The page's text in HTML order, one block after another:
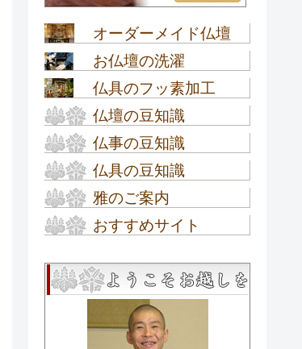
オーダーメイド仏壇
オーダーメイド仏壇
お仏壇の洗濯
お仏壇の洗濯
仏具のフッ素加工
仏具のフッ素加工
仏壇の豆知識
お仏壇の選び方
高田派仏壇
お仏壇の種類
金仏壇の種類
金仏壇が出来るまで
金仏壇の基礎知識
仏事の豆知識
お盆の豆知識
新盆・初盆の豆知識
四十九日・法事の豆知識
お葬儀の豆知識
仏具の豆知識
高田派の仏具
お数珠・念珠の選び方
お盆提灯の種類
お盆提灯の組立て方
雅のご案内
工房内ご案内
工房概要
ご来店クーポン券
おすすめサイト
専門店『ぶつだん工房雅』
匠のほのぼのブログ